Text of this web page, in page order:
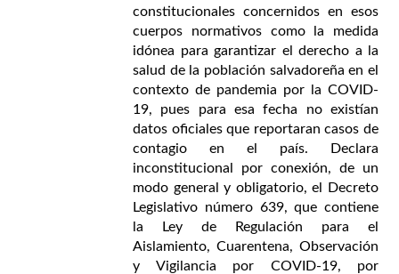
constitucionales concernidos en esos
cuerpos normativos como la medida
idónea para garantizar el derecho a la
salud de la población salvadoreña en el
contexto de pandemia por la COVID-
19, pues para esa fecha no existían
datos oficiales que reportaran casos de
contagio en el país. Declara
inconstitucional por conexión, de un
modo general y obligatorio, el Decreto
Legislativo número 639, que contiene
la Ley de Regulación para el
Aislamiento, Cuarentena, Observación
y Vigilancia por COVID-19, por